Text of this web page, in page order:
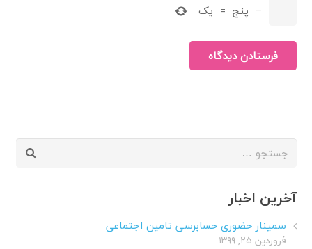
− پنج = یک
فرستادن دیدگاه
جستجو
آخرین اخبار
سمینار حضوری حسابرسی تامین اجتماعی
فروردین ۲۵, ۱۳۹۹